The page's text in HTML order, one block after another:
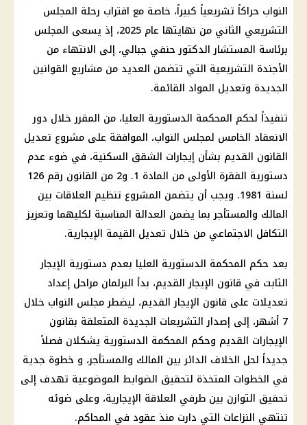
النواب حراكاً تشريعياً كبيراً، خاصة مع اقتراب رحلة المجلس
التشريعي الثاني من نهايتها عام 2025، إذ يسعى المجلس
برئاسة المستشار الدكتور حنفي جبالي، إلى الانتهاء من
الأجندة التشريعية التي تتضمن العديد من مشاريع القوانين
الجديدة وتعديل المواد القائمة.
تنفيذاً لحكم المحكمة الدستورية العليا، من المقرر خلال دور
الانعقاد الخامس لمجلس النواب، الموافقة على مشروع تعديل
القانون القديم بشأن إيجارات الشقق السكنية، في ضوء عدم
دستورية الفقرة الأولى من المادة 1. و2 من القانون رقم 126
لسنة 1981. ويجب أن يتضمن المشروع تنظيم العلاقات بين
المالك والمستأجر بما يضمن العدالة المناسبة لكليهما وتعزيز
التكافل الاجتماعي من خلال تعديل القيمة الإيجارية.
بعد حكم المحكمة الدستورية العليا بعدم دستورية الإيجار
الثابت في قانون الإيجار القديم، بدأ البرلمان مراحل إعداد
تعديلات على قانون الإيجار القديم، ليضطر مجلس النواب خلال
7 أشهر، إلى إصدار التشريعات الجديدة المتعلقة بقانون
الإيجارات القديم وحكم المحكمة الدستورية يشكلان فصلاً
جديداً لحل الخلاف الدائر بين المالك والمستأجر، و خطوة جدية
في الخطوات المتخذة لتحقيق الضوابط الموضوعية تهدف إلى
تحقيق التوازن بين طرفي العلاقة الإيجارية، وعلى ضوئه
تنتهي النزاعات التي دارت منذ عقود في المحاكم.